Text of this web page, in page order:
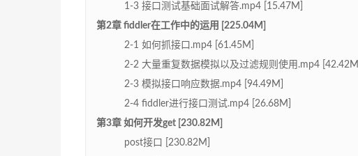
1-3 接口测试基础面试解答.mp4 [15.47M]
第2章 fiddler在工作中的运用 [225.04M]
2-1 如何抓接口.mp4 [61.45M]
2-2 大量重复数据模拟以及过滤规则使用.mp4 [42.42M]
2-3 模拟接口响应数据.mp4 [94.49M]
2-4 fiddler进行接口测试.mp4 [26.68M]
第3章 如何开发get [230.82M]
post接口 [230.82M]